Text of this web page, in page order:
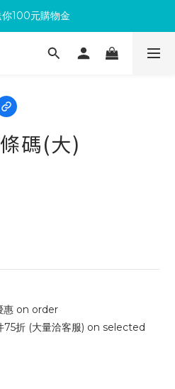
饋10%購物金
100元購物金
馬上領取50元購物金
碼(大)
惠 on order
75折 (大量洽客服) on selected